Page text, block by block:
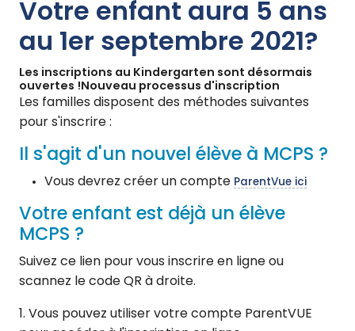
Votre enfant aura 5 ans
au 1er septembre 2021?
Les inscriptions au Kindergarten sont désormais
ouvertes !Nouveau processus d'inscription
Les familles disposent des méthodes suivantes
pour s'inscrire :
Il s'agit d'un nouvel élève à MCPS ?
Vous devrez créer un compte ParentVue ici
Votre enfant est déjà un élève
MCPS ?
Suivez ce lien pour vous inscrire en ligne ou
scannez le code QR à droite.
1. Vous pouvez utiliser votre compte ParentVUE